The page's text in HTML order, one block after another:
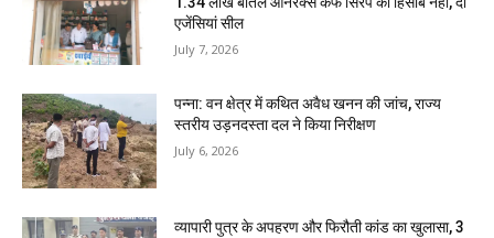
एजेंसियां सील
July 7, 2026
पन्ना: वन क्षेत्र में कथित अवैध खनन की जांच, राज्य
स्तरीय उड़नदस्ता दल ने किया निरीक्षण
July 6, 2026
व्यापारी पुत्र के अपहरण और फिरौती कांड का खुलासा, 3